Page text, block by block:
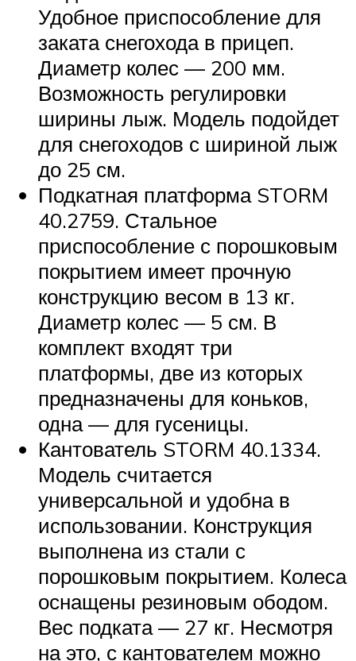
Удобное приспособление для
заката снегохода в прицеп.
Диаметр колес — 200 мм.
Возможность регулировки
ширины лыж. Модель подойдет
для снегоходов с шириной лыж
до 25 см.
Подкатная платформа STORM
40.2759. Стальное
приспособление с порошковым
покрытием имеет прочную
конструкцию весом в 13 кг.
Диаметр колес — 5 см. В
комплект входят три
платформы, две из которых
предназначены для коньков,
одна — для гусеницы.
Кантователь STORM 40.1334.
Модель считается
универсальной и удобна в
использовании. Конструкция
выполнена из стали с
порошковым покрытием. Колеса
оснащены резиновым ободом.
Вес подката — 27 кг. Несмотря
на это, с кантователем можно